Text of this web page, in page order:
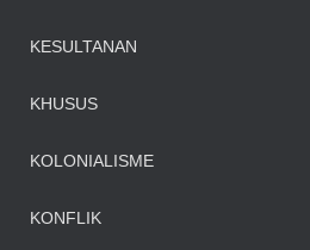
KESULTANAN
KHUSUS
KOLONIALISME
KONFLIK